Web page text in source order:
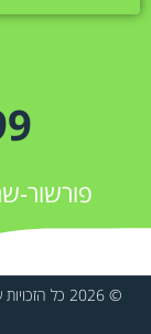
פורשור-
© 2026 כל הזכויות שמורות לפורשור מומחים בע״מ. פורשור-שרותים ניידים.